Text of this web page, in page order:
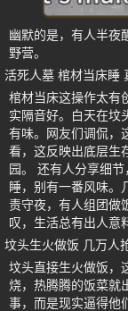
幽默的是，有人半夜
野营。
活死人墓 棺材当床睡
棺材当床这操作太有
实隔音好。白天在坟
有味。网友们调侃，
看，这反映出底层生
园。 还有人分享细
睡，别有一番风味。
责守夜，有人组团做
叹，生活总有出人意
坟头生火做饭 几万人
坟头直接生火做饭，
烧，热腾腾的饭菜就
事，而是现实逼得他